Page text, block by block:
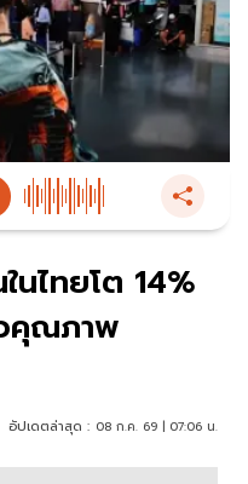
นไทยโต 14%
คุณภาพ
อัปเดตล่าสุด : 08 ก.ค. 69 | 07:06 น.